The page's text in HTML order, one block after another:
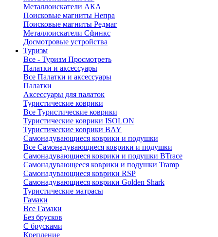
Металлоискатели АКА
Поисковые магниты Непра
Поисковые магниты Редмаг
Металлоискатели Сфинкс
Досмотровые устройства
Туризм
Все - Туризм Просмотреть
Палатки и аксессуары
Все Палатки и аксессуары
Палатки
Аксессуары для палаток
Туристические коврики
Все Туристические коврики
Туристические коврики ISOLON
Туристические коврики BAY
Самонадувающиеся коврики и подушки
Все Самонадувающиеся коврики и подушки
Самонадувающиеся коврики и подушки BTrace
Самонадувающееся коврики и подушки Tramp
Самонадувающиеся коврики RSP
Самонадувающиеся коврики Golden Shark
Туристические матрасы
Гамаки
Все Гамаки
Без брусков
С брусками
Крепление